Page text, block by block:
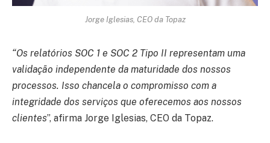
Jorge Iglesias, CEO da Topaz
“Os relatórios SOC 1 e SOC 2 Tipo II representam uma
validação independente da maturidade dos nossos
processos. Isso chancela o compromisso com a
integridade dos serviços que oferecemos aos nossos
clientes”, afirma Jorge Iglesias, CEO da Topaz.